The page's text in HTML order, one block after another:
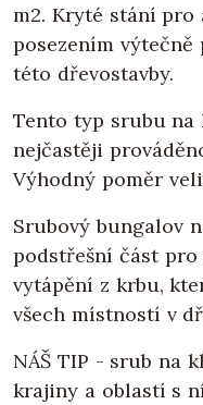
m2. Kryté stání pro
posezením
této dřevostavby.
Tento typ srubu na
nejčastěji
Výhodný poměr
Srubový bungalov
podstřešní část pro
vytápění z krbu,
všech místností v
NÁŠ TIP - srub na
krajiny a oblastí s